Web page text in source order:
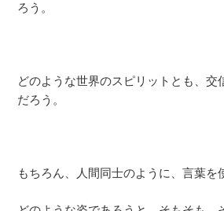
ろう。
どのような世界のスピリットとも、交
だろう。
もちろん、人間同士のように、言葉を